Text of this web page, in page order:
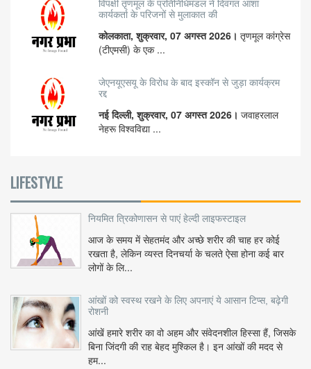
विपक्षी तृणमूल के प्रतिनिधिमंडल ने दिवंगत आशा
कार्यकर्ता के परिजनों से मुलाकात की
कोलकाता, शुक्रवार, 07 अगस्त 2026। तृणमूल कांग्रेस
(टीएमसी) के एक ...
जेएनयूएसयू के विरोध के बाद इस्कॉन से जुड़ा कार्यक्रम
रद्द
नई दिल्ली, शुक्रवार, 07 अगस्त 2026। जवाहरलाल
नेहरू विश्वविद्या ...
LIFESTYLE
नियमित त्रिकोणासन से पाएं हेल्दी लाइफस्टाइल
आज के समय में सेहतमंद और अच्छे शरीर की चाह हर कोई
रखता है, लेकिन व्यस्त दिनचर्या के चलते ऐसा होना कई बार
लोगों के लि...
आंखों को स्वस्थ रखने के लिए अपनाएं ये आसान टिप्स, बढ़ेगी
रोशनी
आंखें हमारे शरीर का वो अहम और संवेदनशील हिस्सा हैं, जिसके
बिना जिंदगी की राह बेहद मुश्किल है। इन आंखों की मदद से
हम...